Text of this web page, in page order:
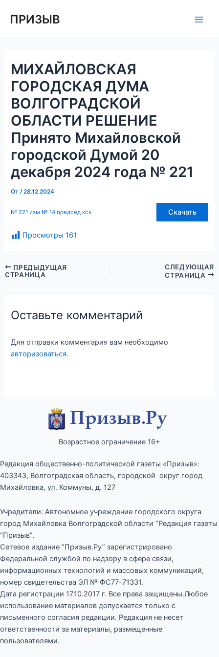
ПРИЗЫВ
МИХАЙЛОВСКАЯ
ГОРОДСКАЯ ДУМА
ВОЛГОГРАДСКОЙ
ОБЛАСТИ РЕШЕНИЕ
Принято Михайловской
городской Думой 20
декабря 2024 года № 221
От /28.12.2024
№ 221 изм № 14 председ кск Скачать
Просмотры 161
по
ПРЕДЫДУЩАЯ
СТРАНИЦА
СЛЕДУЮЩАЯ
СТРАНИЦА
Оставьте комментарий
Для отправки комментария вам необходимо
авторизоваться.
Возрастное ограничение 16+
Редакция общественно-политической газеты «Призыв»:
403343, Волгоградская область, городской округ город
Михайловка, ул. Коммуны, д. 127
Учредители: Автономное учреждение городского округа
город Михайловка Волгоградской области “Редакция газеты
“Призыв”.
Сетевое издание “Призыв.Ру” зарегистрировано
Федеральной службой по надзору в сфере связи,
информационных технологий и массовых коммуникаций,
номер свидетельства ЭЛ № ФС77-71331.
Дата регистрации 17.10.2017 г. Все права защищены.Любое
использование материалов допускается только с
письменного согласия редакции. Редакция не несет
ответственности за материалы, размещенные
пользователями.